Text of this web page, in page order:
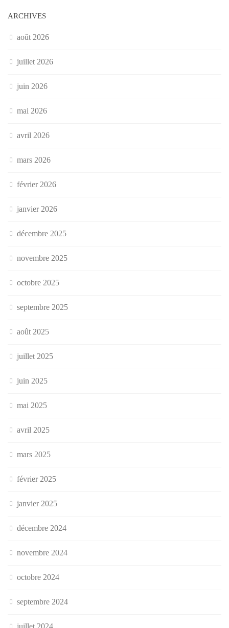
ARCHIVES
août 2026
juillet 2026
juin 2026
mai 2026
avril 2026
mars 2026
février 2026
janvier 2026
décembre 2025
novembre 2025
octobre 2025
septembre 2025
août 2025
juillet 2025
juin 2025
mai 2025
avril 2025
mars 2025
février 2025
janvier 2025
décembre 2024
novembre 2024
octobre 2024
septembre 2024
juillet 2024